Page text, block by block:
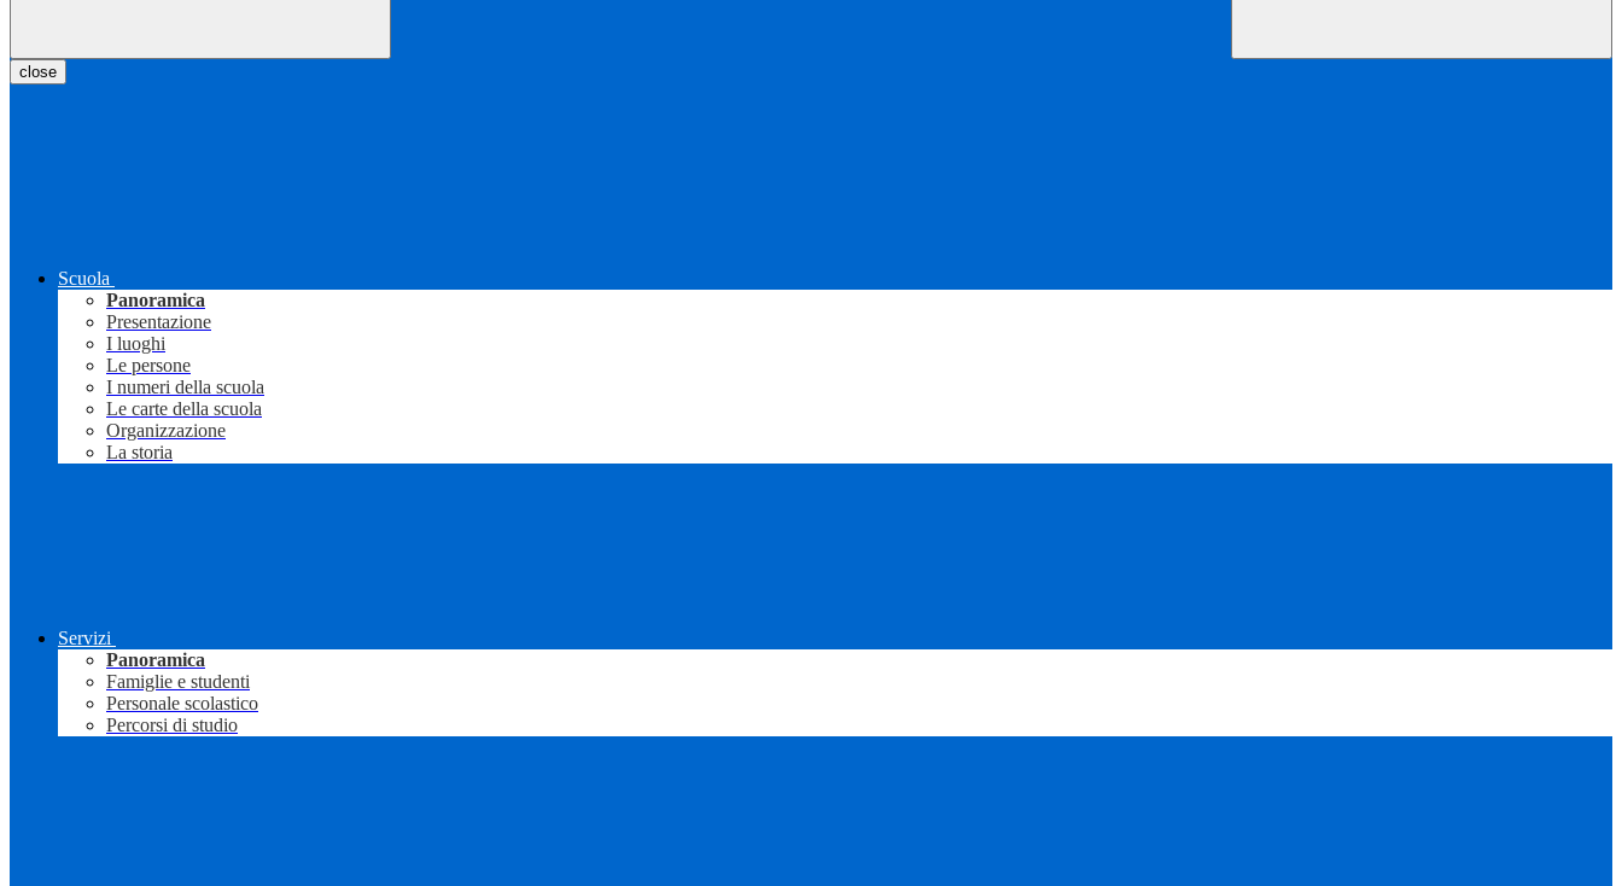
close
Scuola
Panoramica
Presentazione
I luoghi
Le persone
I numeri della scuola
Le carte della scuola
Organizzazione
La storia
Servizi
Panoramica
Famiglie e studenti
Personale scolastico
Percorsi di studio